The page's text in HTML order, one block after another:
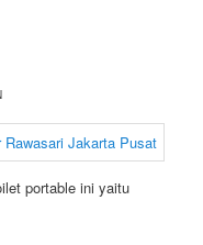
portable ini yaitu